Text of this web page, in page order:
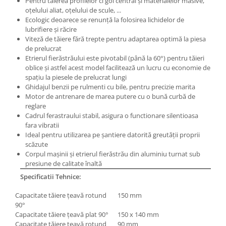
Masini pneumatice de filetat
Masini electrice de filetat
Exhaustor pentru aschii metal
Masini de gaurit cu talpa
magnetica
Instalatii de spalare a pieselor
Accesorii prelucrare metal
Universale de strung si accesorii
pentru strunguri
Falci pentru 3 bacuri PS3/ PO3
Falci pentru 4 bacuri PS4/ PO4
Flanșă
Fălcile pentru 3-bacuri DK11
Fălcile pentru 4-bacuri DK12
Mandrine independente
Mandrină cu 3 fălci din fontă
Mandrină cu 3 fălci din otel
oţelului aliat, oţelului de scule, ...
Ecologic deoarece se renunţă la folosirea lichidelor de
lubrifiere şi răcire
Viteză de tăiere fără trepte pentru adaptarea optimă la piesa
de prelucrat
Etrierul fierăstrăului este pivotabil (până la 60°) pentru tăieri
oblice şi astfel acest model facilitează un lucru cu economie de
spaţiu la piesele de prelucrat lungi
Ghidajul benzii pe rulmenti cu bile, pentru precizie marita
Motor de antrenare de marea putere cu o bună curbă de
reglare
Cadrul ferastraului stabil, asigura o functionare silentioasa
fara vibratii
Ideal pentru utilizarea pe şantiere datorită greutăţii proprii
scăzute
Corpul maşinii şi etrierul fierăstrău din aluminiu turnat sub
presiune de calitate înaltă
Specificatii Tehnice:
Capacitate tăiere ţeavă rotund
90°
150 mm
Capacitate tăiere ţeavă plat 90°
150 x 140 mm